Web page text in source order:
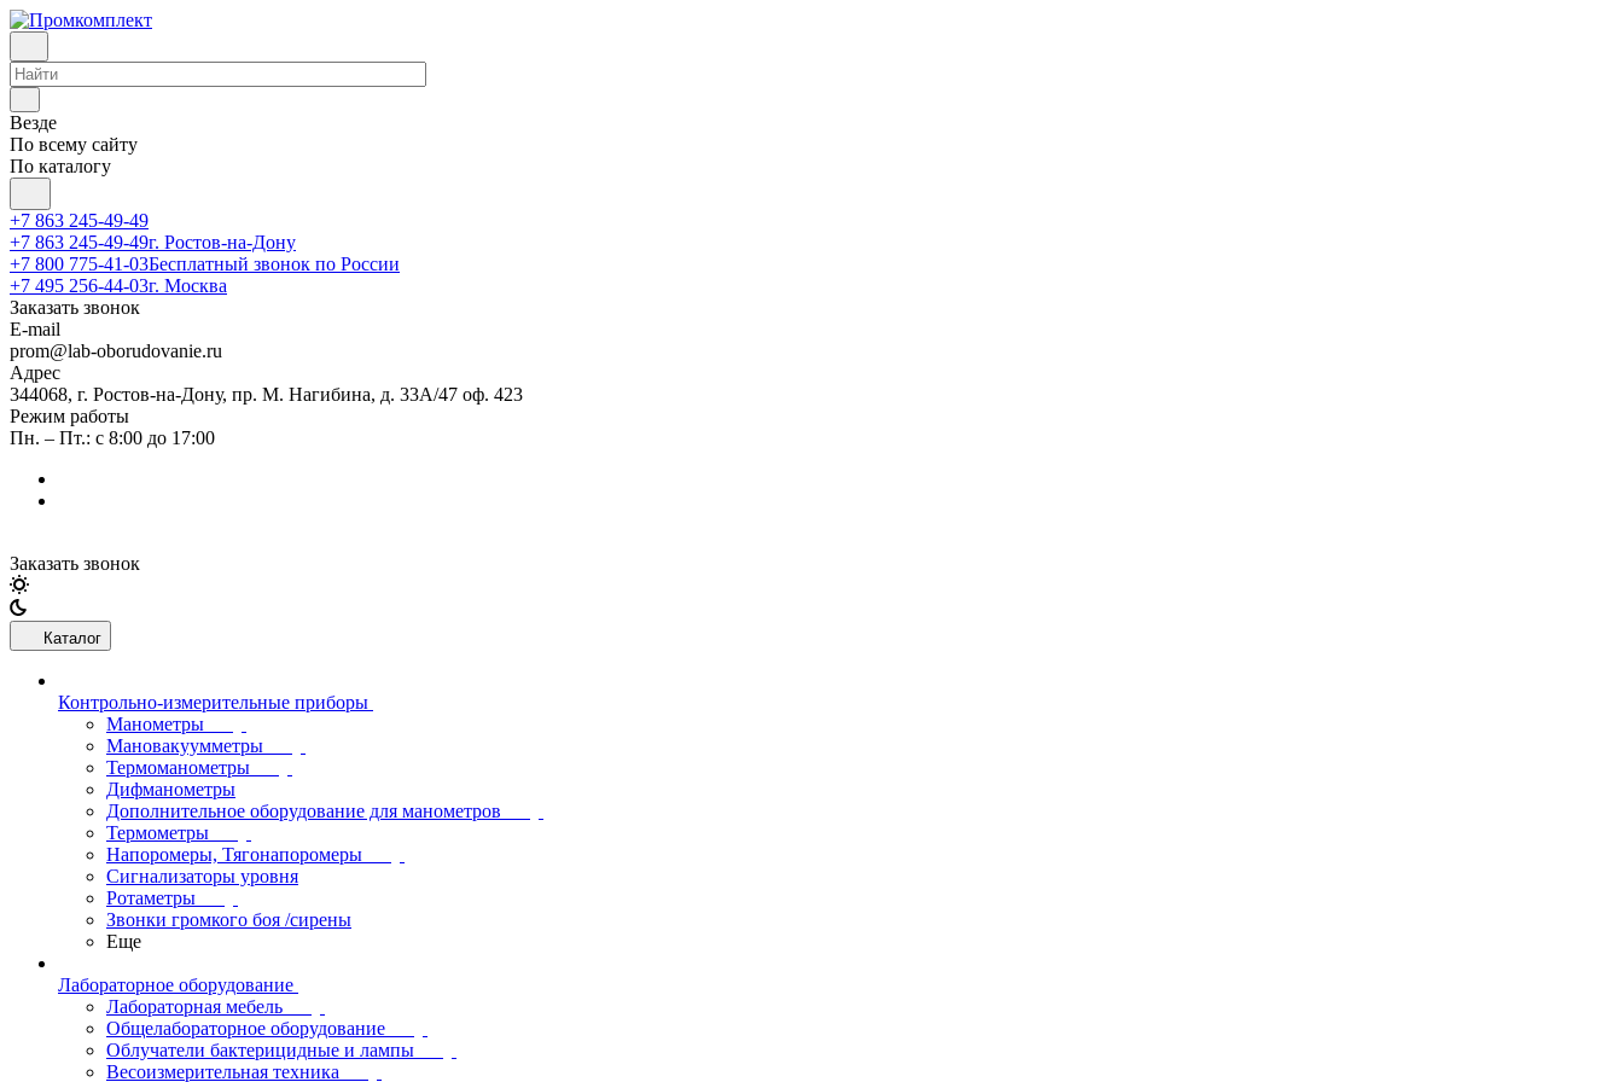
Везде
По всему сайту
По каталогу
+7 863 245-49-49
+7 863 245-49-49г. Ростов-на-Дону
+7 800 775-41-03Бесплатный звонок по России
+7 495 256-44-03г. Москва
Заказать звонок
E-mail
prom@lab-oborudovanie.ru
Адрес
344068, г. Ростов-на-Дону, пр. М. Нагибина, д. 33А/47 оф. 423
Режим работы
Пн. – Пт.: с 8:00 до 17:00
Заказать звонок
Каталог
Контрольно-измерительные приборы
Манометры
Мановакуумметры
Термоманометры
Дифманометры
Дополнительное оборудование для манометров
Термометры
Напоромеры, Тягонапоромеры
Сигнализаторы уровня
Ротаметры
Звонки громкого боя /сирены
Еще
Лабораторное оборудование
Лабораторная мебель
Общелабораторное оборудование
Облучатели бактерицидные и лампы
Весоизмерительная техника